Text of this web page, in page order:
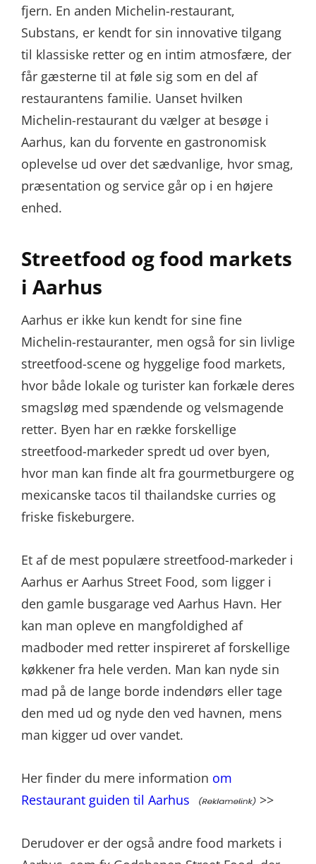
fjern. En anden Michelin-restaurant,
Substans, er kendt for sin innovative tilgang
til klassiske retter og en intim atmosfære, der
får gæsterne til at føle sig som en del af
restaurantens familie. Uanset hvilken
Michelin-restaurant du vælger at besøge i
Aarhus, kan du forvente en gastronomisk
oplevelse ud over det sædvanlige, hvor smag,
præsentation og service går op i en højere
enhed.
Streetfood og food markets
i Aarhus
Aarhus er ikke kun kendt for sine fine
Michelin-restauranter, men også for sin livlige
streetfood-scene og hyggelige food markets,
hvor både lokale og turister kan forkæle deres
smagsløg med spændende og velsmagende
retter. Byen har en række forskellige
streetfood-markeder spredt ud over byen,
hvor man kan finde alt fra gourmetburgere og
mexicanske tacos til thailandske curries og
friske fiskeburgere.
Et af de mest populære streetfood-markeder i
Aarhus er Aarhus Street Food, som ligger i
den gamle busgarage ved Aarhus Havn. Her
kan man opleve en mangfoldighed af
madboder med retter inspireret af forskellige
køkkener fra hele verden. Man kan nyde sin
mad på de lange borde indendørs eller tage
den med ud og nyde den ved havnen, mens
man kigger ud over vandet.
Her finder du mere information om
Restaurant guiden til Aarhus
>>
Derudover er der også andre food markets i